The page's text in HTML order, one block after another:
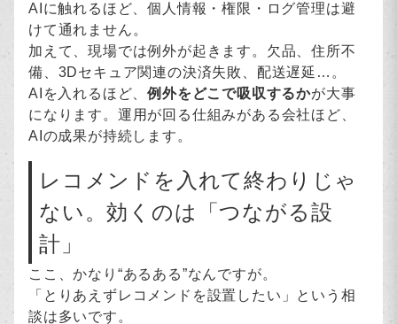
AIに触れるほど、個人情報・権限・ログ管理は避
けて通れません。
加えて、現場では例外が起きます。欠品、住所不
備、3Dセキュア関連の決済失敗、配送遅延…。
AIを入れるほど、例外をどこで吸収するかが大事
になります。運用が回る仕組みがある会社ほど、
AIの成果が持続します。
レコメンドを入れて終わりじゃ
ない。効くのは「つながる設
計」
ここ、かなり“あるある”なんですが。
「とりあえずレコメンドを設置したい」という相
談は多いです。